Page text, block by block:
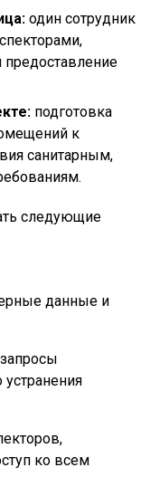
один сотрудник
подготовка
к
санитарным,
следующие
данные и
ко всем